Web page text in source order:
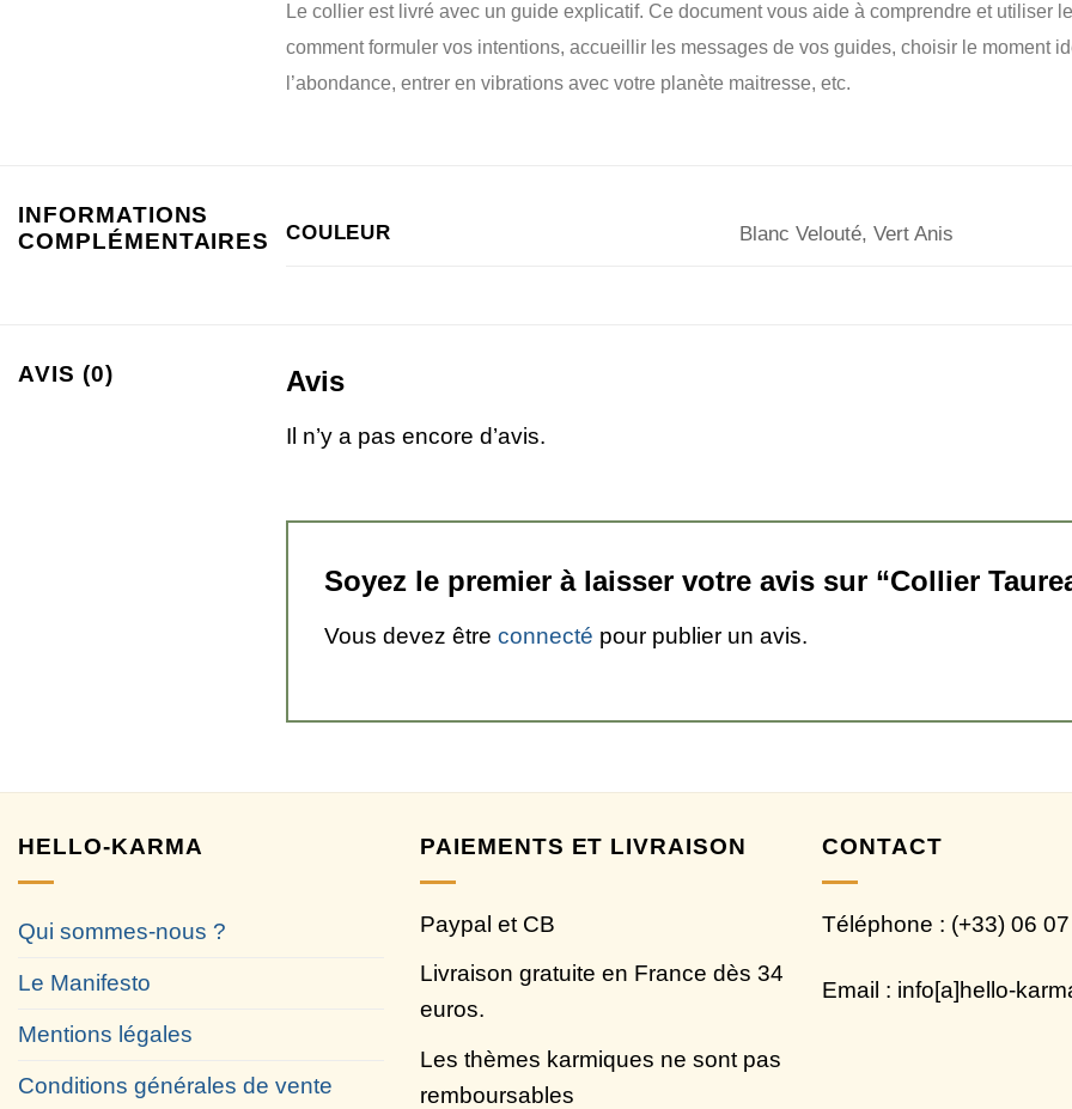
Le collier est livré avec un guide explicatif. Ce document vous aide à comprendre et utiliser
comment formuler vos intentions, accueillir les messages de vos guides, choisir le moment
l’abondance, entrer en vibrations avec votre planète maitresse, etc.
INFORMATIONS
COMPLÉMENTAIRES
COULEUR Blanc Velouté, Vert Anis
AVIS (0) Avis
Il n’y a pas encore d’avis.
Soyez le premier à laisser votre avis sur “Collier
Vous devez être connecté pour publier un avis.
HELLO-KARMA
Qui sommes-nous ?
Le Manifesto
Mentions légales
Conditions générales de vente
PAIEMENTS ET LIVRAISON
Paypal et CB
Livraison gratuite en France dès 34
euros.
Les thèmes karmiques ne sont pas
remboursables
CONTACT
Téléphone : (+33) 06
Email : info[a]hello-